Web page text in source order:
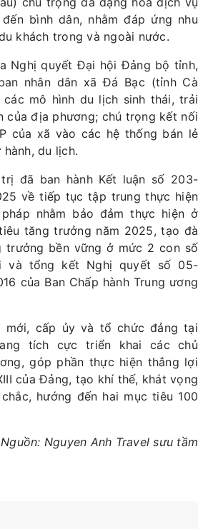
bình dân, nhằm đáp ứng nhu
khách trong và ngoài nước.
Nghị quyết Đại hội Đảng bộ tỉnh,
nhân dân xã Đá Bạc (tỉnh Cà
các mô hình du lịch sinh thái, trải
của địa phương; chú trọng kết nối
của xã vào các hệ thống bán lẻ
du lịch.
đã ban hành Kết luận số 203-
về tiếp tục tập trung thực hiện
nhằm bảo đảm thực hiện ở
tăng trưởng năm 2025, tạo đà
trưởng bền vững ở mức 2 con số
và tổng kết Nghị quyết số 05-
của Ban Chấp hành Trung ương
mới, cấp ủy và tổ chức đảng tại
tích cực triển khai các chủ
góp phần thực hiện thắng lợi
của Đảng, tạo khí thế, khát vọng
hướng đến hai mục tiêu 100
Nguồn: Nguyen Anh Travel sưu tầm